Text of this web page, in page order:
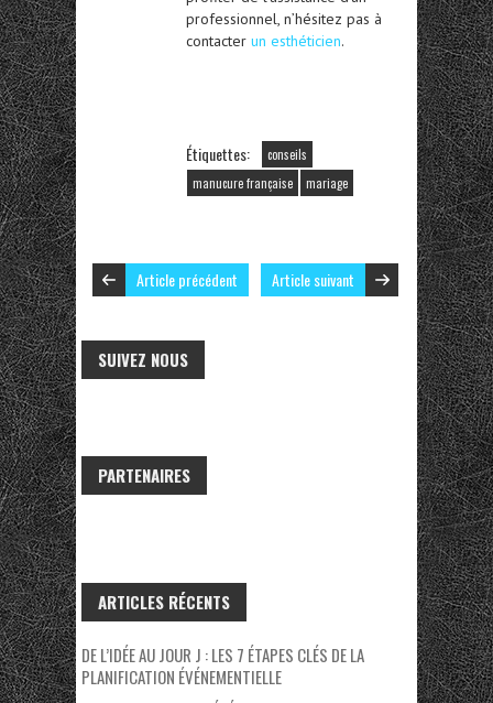
professionnel, n’hésitez pas à
contacter un esthéticien.
Étiquettes:
conseils
manucure française
mariage
Article précédent Article suivant
SUIVEZ NOUS
PARTENAIRES
ARTICLES RÉCENTS
DE L’IDÉE AU JOUR J : LES 7 ÉTAPES CLÉS DE LA
PLANIFICATION ÉVÉNEMENTIELLE